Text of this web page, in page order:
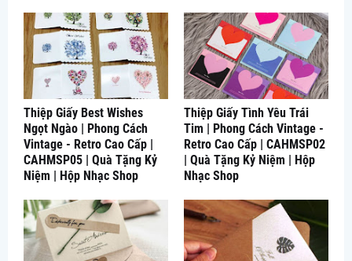
Thiệp Giấy Best Wishes
Ngọt Ngào | Phong Cách
Vintage - Retro Cao Cấp |
CAHMSP05 | Quà Tặng Kỷ
Niệm | Hộp Nhạc Shop
Thiệp Giấy Tình Yêu Trái
Tim | Phong Cách Vintage -
Retro Cao Cấp | CAHMSP02
| Quà Tặng Kỷ Niệm | Hộp
Nhạc Shop